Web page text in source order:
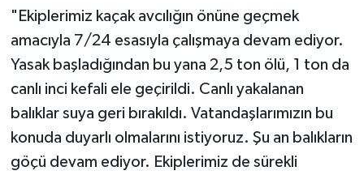
Altunkaynak, AA muhabirine, balıkların tatlı sulara
göç yolculuğunun bir süre önce başladığını
söyledi.